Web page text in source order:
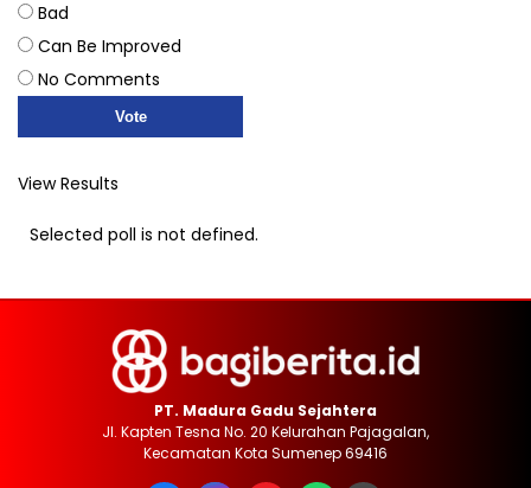
Bad
Can Be Improved
No Comments
View Results
Selected poll is not defined.
PT. Madura Gadu Sejahtera
Jl. Kapten Tesna No. 20 Kelurahan Pajagalan,
Kecamatan Kota Sumenep 69416